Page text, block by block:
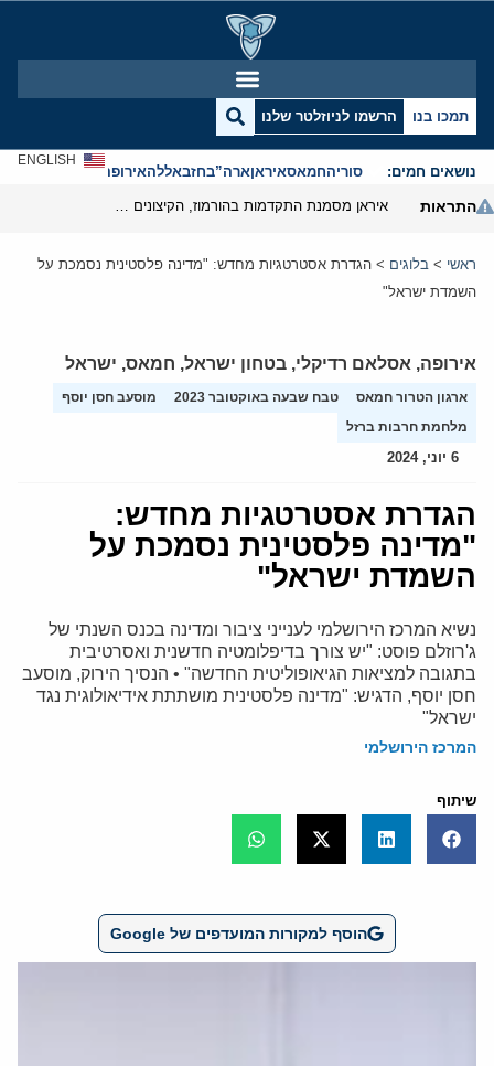
תמכו בנו הרשמו לניוזלטר שלנו
נושאים חמים: סוריהחמאסאיראןארה”בחזבאללהאירופהאנטישמיות
ENGLISH
התראות
ראשי > בלוגים > הגדרת אסטרטגיות מחדש: "מדינה פלסטינית נסמכת על
השמדת ישראל"
אירופה, אסלאם רדיקלי, בטחון ישראל, חמאס, ישראל
ארגון הטרור חמאס טבח שבעה באוקטובר 2023
מוסעב חסן יוסף
מלחמת חרבות ברזל
6 יוני, 2024
הגדרת אסטרטגיות מחדש:
"מדינה פלסטינית נסמכת על
השמדת ישראל"
נשיא המרכז הירושלמי לענייני ציבור ומדינה בכנס השנתי של
ג'רוזלם פוסט: "יש צורך בדיפלומטיה חדשנית ואסרטיבית
בתגובה למציאות הגיאופוליטית החדשה" • הנסיך הירוק, מוסעב
חסן יוסף, הדגיש: "מדינה פלסטינית מושתתת אידיאולוגית נגד
ישראל"
המרכז הירושלמי
שיתוף
הוסף למקורות המועדפים של Google